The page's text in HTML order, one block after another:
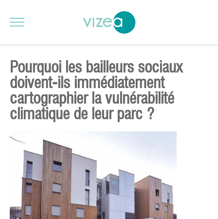
Pourquoi les bailleurs sociaux
doivent-ils immédiatement
cartographier la vulnérabilité
climatique de leur parc ?